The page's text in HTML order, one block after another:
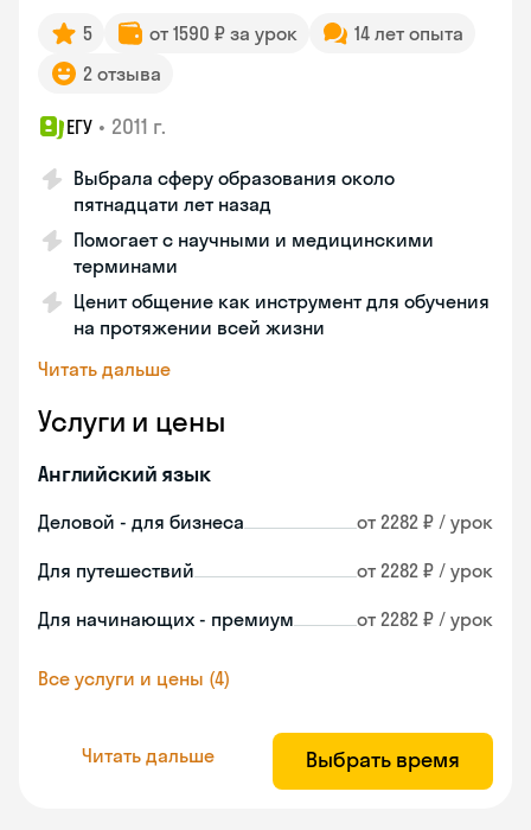
5 от 1590 ₽ за урок
14 лет опыта
2 отзыва
ЕГУ • 2011 г.
Выбрала сферу образования около
пятнадцати лет назад
Помогает с научными и медицинскими
терминами
Ценит общение как инструмент для обучения
на протяжении всей жизни
Читать дальше
Услуги и цены
Английский язык
Деловой - для бизнеса от 2282 ₽ / урок
Для путешествий от 2282 ₽ / урок
Для начинающих - премиум от 2282 ₽ / урок
Все услуги и цены (4)
Читать дальше Выбрать время